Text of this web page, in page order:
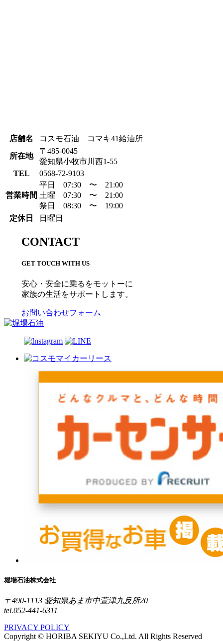
店舗名 コスモ石油 コマキ41給油所
所在地
〒485-0045
愛知県小牧市川西1-55
TEL
0568-72-9103
営業時間
平日 07:30 〜 21:00
土曜 07:30 〜 21:00
祭日 08:30 〜 19:00
定休日
日曜日
CONTACT
GET TOUCH WITH US
安心・安全に乗るをモットーに
家族の生活をサポートします。
お問い合わせフォーム
堀場石油株式会社
〒490-1113 愛知県あま市中萱津九反所20
tel.052-441-6311
PRIVACY POLICY
Copyright © HORIBA SEKIYU Co.,Ltd. All Rights Reserved